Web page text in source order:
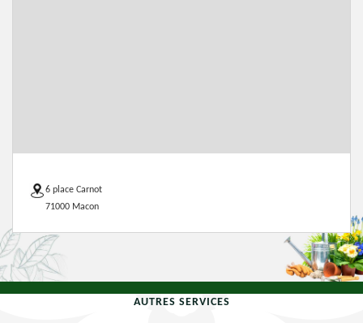
6 place Carnot
71000 Macon
AUTRES SERVICES